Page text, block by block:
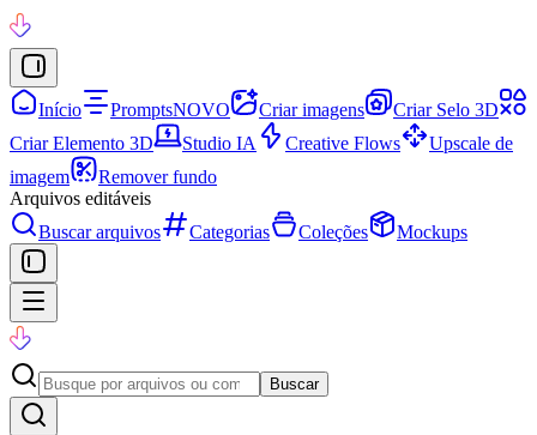
Início PromptsNOVO Criar imagens
Criar Selo 3D
Criar Elemento 3D
Studio IA Creative Flows
Upscale de
imagem
Remover fundo
Arquivos editáveis
Buscar arquivos
Categorias Coleções Mockups
Buscar